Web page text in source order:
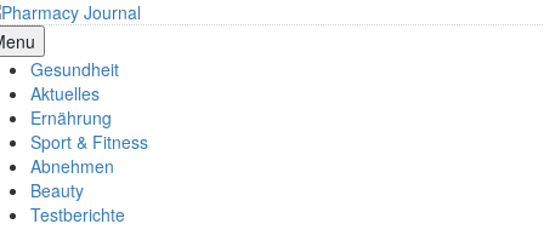
Skip
to
content
Journal
Gesundheit
Aktuelles
Ernährung
Sport & Fitness
Abnehmen
Beauty
Testberichte